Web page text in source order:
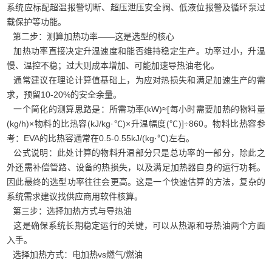
系统应标配超温报警切断、超压泄压安全阀、低液位报警及循环泵过
载保护等功能。
第二步：测算加热功率——这是选型的核心
加热功率直接决定升温速度和能否维持稳定生产。功率过小，升温
慢、温控不稳；过大则成本增加、可能加速导热油老化。
通常建议在理论计算值基础上，为应对热损失和满足加速生产的需
求，预留10-20%的安全余量。
一个简化的测算思路是：所需功率(kW)≈[每小时需要加热的物料量
(kg/h)×物料的比热容(kJ/kg·℃)×升温幅度(℃)]÷860。物料比热容参
考：EVA的比热容通常在0.5-0.55kJ/(kg·℃)左右。
公式说明：此处计算的物料升温部分只是总功率的一部分，除此之
外还需补偿管路、设备的热损失，以及满足加热器自身的运行功耗。
因此最终的选型功率往往会更高。这是一个快速估算的方法，复杂的
系统需求建议找供应商用软件核算。
第三步：选择加热方式与导热油
这是确保系统长期稳定运行的关键，可以从热源和导热油两个方面
入手。
选择加热方式：电加热vs燃气/燃油